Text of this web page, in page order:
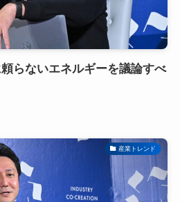
らないエネルギーを議論すべ
産業トレンド